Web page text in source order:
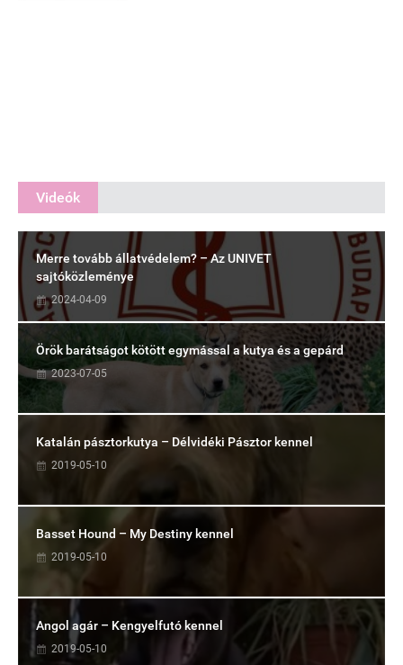
Videók
Merre tovább állatvédelem? – Az UNIVET
sajtóközleménye
2024-04-09
Örök barátságot kötött egymással a kutya és a gepárd
2023-07-05
Katalán pásztorkutya – Délvidéki Pásztor kennel
2019-05-10
Basset Hound – My Destiny kennel
2019-05-10
Angol agár – Kengyelfutó kennel
2019-05-10